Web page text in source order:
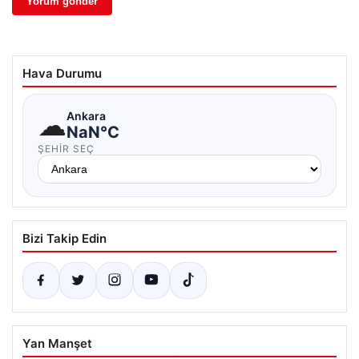
Hava Durumu
☁Ankara
NaN°C
ŞEHIR SEÇ
Bizi Takip Edin
Yan Manşet